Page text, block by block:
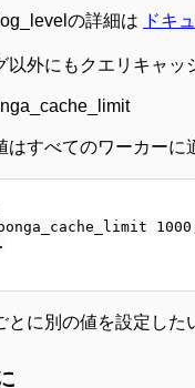
の詳細は ドキ
以外にもクエリキャッ
はすべてのワーカーに
とに別の値を設定した